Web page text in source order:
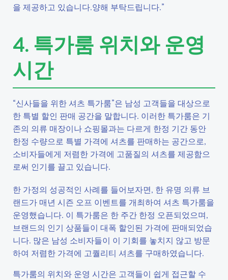
을 제공하고 있습니다.양해 부탁드립니다.”
4. 특가룸 위치와 운영
시간
“신사들을 위한 셔츠 특가룸”은 남성 고객들을 대상으로
한 특별 할인 판매 공간을 말합니다. 이러한 특가룸은 기
존의 의류 매장이나 쇼핑몰과는 다르게 한정 기간 동안
한정 수량으로 특별 가격에 셔츠를 판매하는 공간으로,
소비자들에게 저렴한 가격에 고품질의 셔츠를 제공함으
로써 인기를 끌고 있습니다.
한 가정의 성공적인 사례를 들어보자면, 한 유명 의류 브
랜드가 매년 시즌 오프 이벤트를 개최하여 셔츠 특가룸을
운영했습니다. 이 특가룸은 한 주간 한정 오픈되었으며,
브랜드의 인기 상품들이 대폭 할인된 가격에 판매되었습
니다. 많은 남성 소비자들이 이 기회를 놓치지 않고 방문
하여 저렴한 가격에 고퀄리티 셔츠를 구매하였습니다.
특가룸의 위치와 운영 시간은 고객들이 쉽게 접근할 수